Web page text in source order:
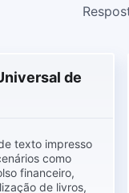
de
texto impresso
como
financeiro,
de livros,